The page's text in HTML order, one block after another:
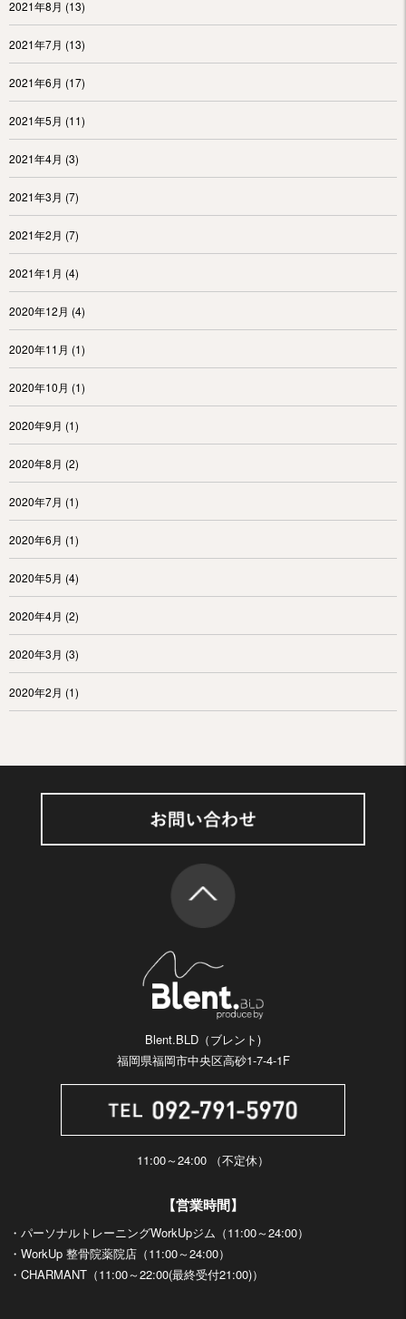
2021年8月 (13)
2021年7月 (13)
2021年6月 (17)
2021年5月 (11)
2021年4月 (3)
2021年3月 (7)
2021年2月 (7)
2021年1月 (4)
2020年12月 (4)
2020年11月 (1)
2020年10月 (1)
2020年9月 (1)
2020年8月 (2)
2020年7月 (1)
2020年6月 (1)
2020年5月 (4)
2020年4月 (2)
2020年3月 (3)
2020年2月 (1)
Blent.BLD（ブレント)
福岡県福岡市中央区高砂1-7-4-1F
11:00～24:00 （不定休）
【営業時間】
・パーソナルトレーニングWorkUpジム（11:00～24:00）
・WorkUp 整骨院薬院店（11:00～24:00）
・CHARMANT（11:00～22:00(最終受付21:00)）